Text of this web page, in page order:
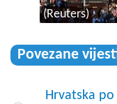
(Reuters)
Povezane
Hrvatska